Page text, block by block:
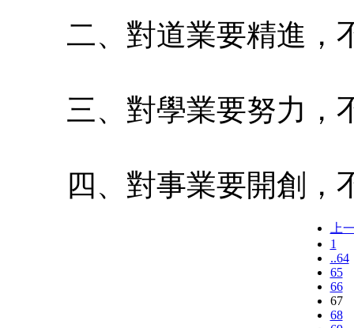
二、對道業要精進，
三、對學業要努力，
四、對事業要開創，
上
1
..64
65
66
67
68